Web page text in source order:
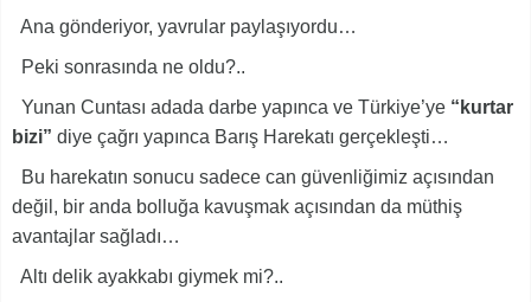
Ana gönderiyor, yavrular paylaşıyordu…
Peki sonrasında ne oldu?..
Yunan Cuntası adada darbe yapınca ve Türkiye’ye “kurtar
bizi” diye çağrı yapınca Barış Harekatı gerçekleşti…
Bu harekatın sonucu sadece can güvenliğimiz açısından
değil, bir anda bolluğa kavuşmak açısından da müthiş
avantajlar sağladı…
Altı delik ayakkabı giymek mi?..